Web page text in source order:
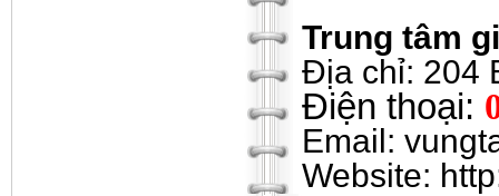
Trung tâm
Địa chỉ:
Điện thoại:
Email:
Website: